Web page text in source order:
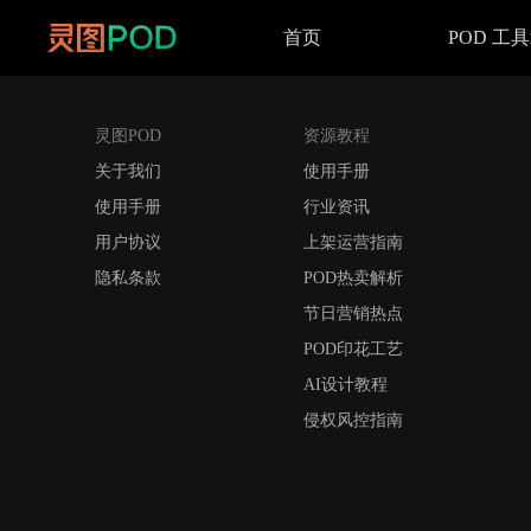
首页 POD 工
灵图POD
关于我们
使用手册
用户协议
隐私条款
资源教程
使用手册
行业资讯
上架运营指南
POD热卖解析
节日营销热点
POD印花工艺
AI设计教程
侵权风控指南